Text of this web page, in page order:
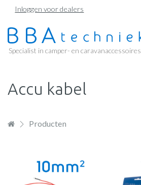
Overslaan
naar
de
Inloggen voor dealers
Specialist in camper- en caravanaccessoires
Accu kabel
Producten